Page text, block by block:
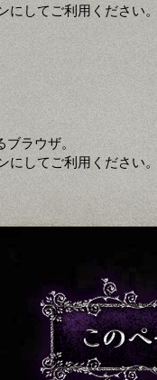
にしてご利用ください。
ラウザ。
してご利用ください。